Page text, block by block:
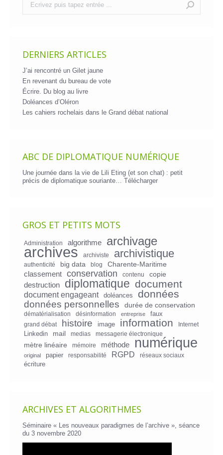
DERNIERS ARTICLES
J’ai rencontré un Gilet jaune
En revenant du bureau de vote
Écrire. Du blog au livre
Doléances d’Oléron
Les cahiers rochelais dans le Grand débat national
ABC DE DIPLOMATIQUE NUMÉRIQUE
Une journée dans la vie de Lili Eting (et son chat) : petit
précis de diplomatique souriante… Télécharger
GROS ET PETITS MOTS
Administration algorithme archivage
archives archiviste archivistique
authenticité big data blog
Charente-Maritime
classement
conservation contenu
copie
destruction
diplomatique document
document engageant doléances données
données personnelles durée de conservation
dématérialisation désinformation entreprise faux
grand débat histoire image information Internet
Linkedin mail medias messagerie électronique
mètre linéaire mémoire méthode numérique
original papier responsabilité RGPD réseaux sociaux
écriture
ARCHIVES ET ALGORITHMES
Séminaire « Les nouveaux paradigmes de l’archive », séance
du 3 novembre 2020